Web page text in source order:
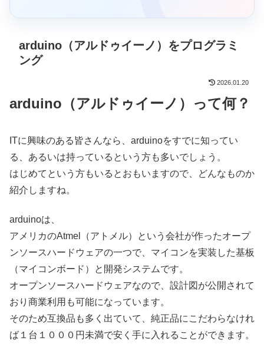
arduino（アルドゥイーノ）をプログラミ
ング
2026.01.20
arduino（アルドゥイーノ）って何？
ITに興味のある皆さんなら、arduinoをすでに知ってい
る、あるいは持っているという方も多いでしょう。
はじめてという方もいるとおもいますので、どんなものか
紹介しますね。
arduinoは、
アメリカのAtmel（アトメル）という会社が作ったオープ
ンソースハードウェアの一つで、マイコンを実装した基板
（マイコンボード）と開発システムです。
オープンソースハードウェアなので、設計図が公開されて
おり商業利用も可能になっています。
そのため互換品も多く出ていて、純正品にこだわらなけれ
ば１台１０００円未満で安く手に入れることができます。